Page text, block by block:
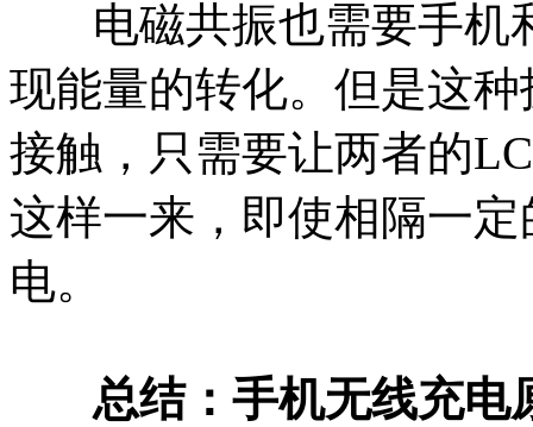
电磁共振也需要手机
现能量的转化。但是这
接触，只需要让两者的
这样一来，即使相隔一
电。
总结：手机无线充电